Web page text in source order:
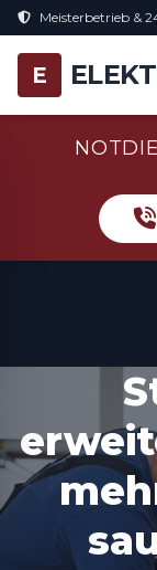
Meisterbetrieb &
E